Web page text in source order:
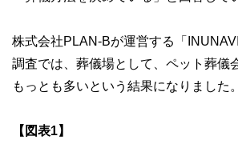
株式会社PLAN-Bが運営する「
調査では、葬儀場として、ペット葬儀
もっとも多いという結果になりました。
【図表1】